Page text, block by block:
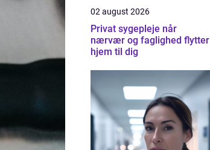
02 august 2026
Privat sygepleje når
nærvær og faglighed flytter
hjem til dig